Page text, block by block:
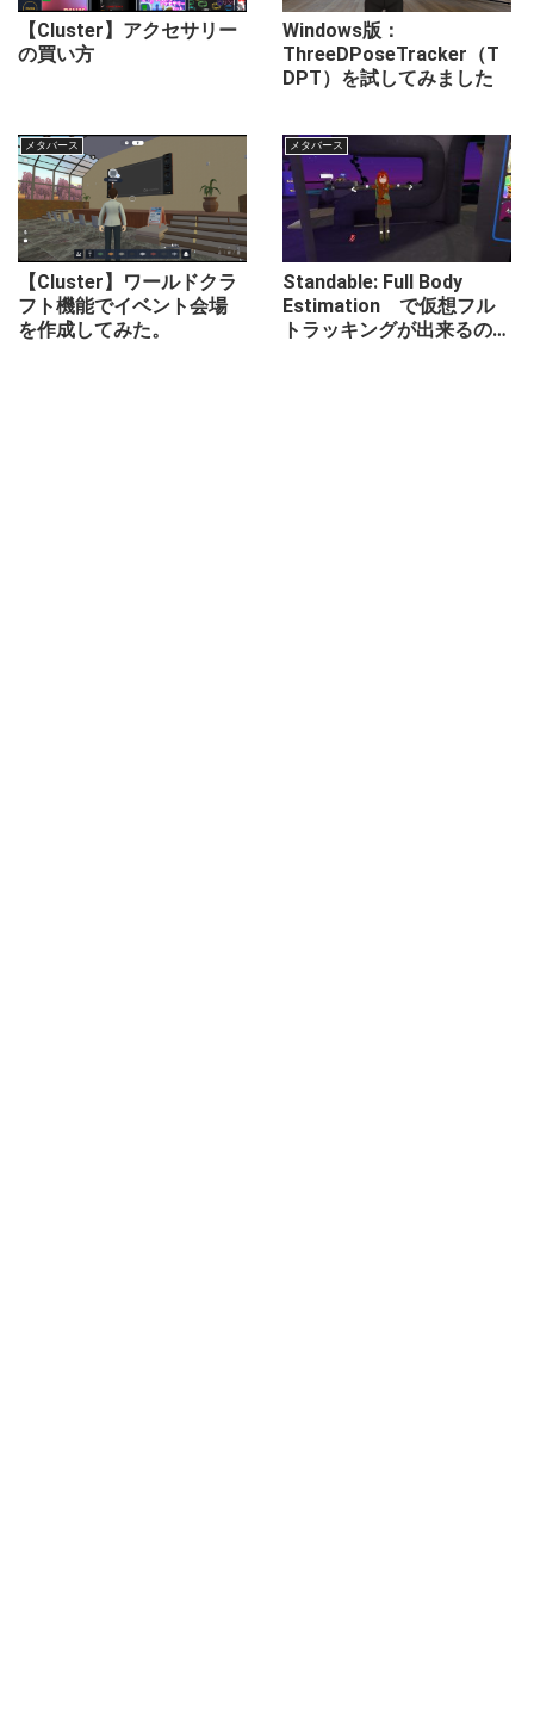
【Cluster】アクセサリー
の買い方
Windows版：
ThreeDPoseTracker（T
DPT）を試してみました
メタバース
【Cluster】ワールドクラ
フト機能でイベント会場
を作成してみた。
メタバース
Standable: Full Body
Estimation で仮想フル
トラッキングが出来るの